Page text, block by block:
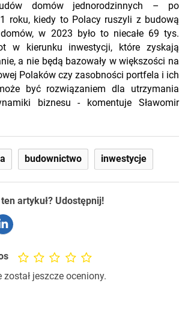
domów jednorodzinnych – po
roku, kiedy to Polacy ruszyli z budową
w 2023 było to niecałe 69 tys.
w kierunku inwestycji, które zyskają
a nie będą bazowały w większości na
Polaków czy zasobności portfela i ich
być rozwiązaniem dla utrzymania
biznesu - komentuje Sławomir
budownictwo inwestycje
artykuł? Udostępnij!
został jeszcze oceniony.